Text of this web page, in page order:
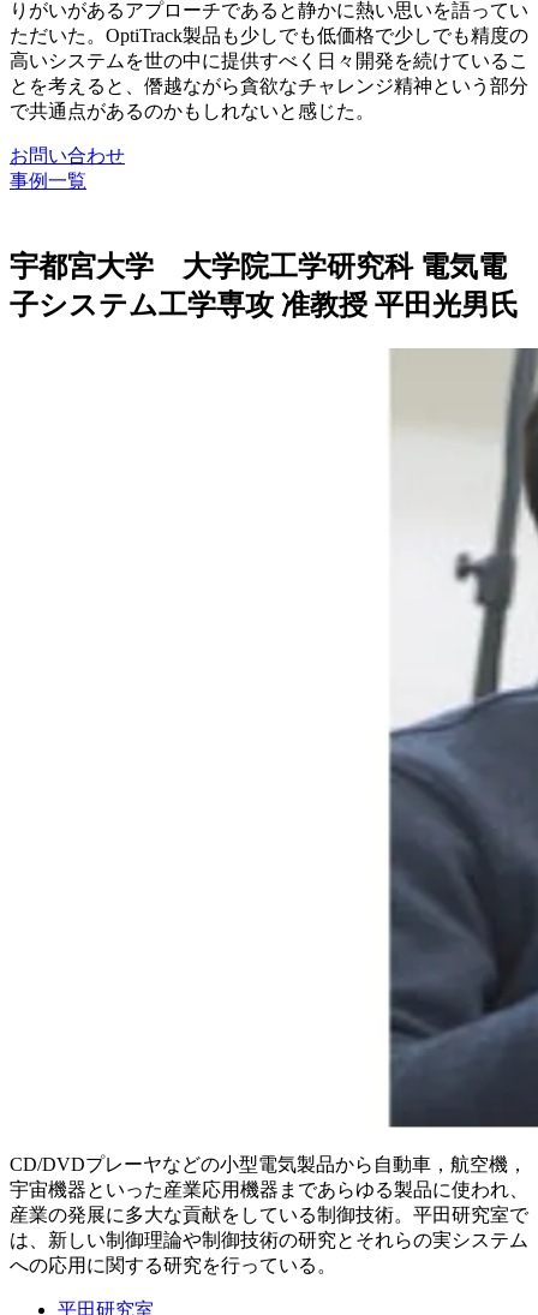
りがいがあるアプローチであると静かに熱い思いを語ってい
ただいた。OptiTrack製品も少しでも低価格で少しでも精度の
高いシステムを世の中に提供すべく日々開発を続けているこ
とを考えると、僭越ながら貪欲なチャレンジ精神という部分
で共通点があるのかもしれないと感じた。
お問い合わせ
事例一覧
宇都宮大学 大学院工学研究科 電気電
子システム工学専攻 准教授 平田光男氏
CD/DVDプレーヤなどの小型電気製品から自動車，航空機，
宇宙機器といった産業応用機器まであらゆる製品に使われ、
産業の発展に多大な貢献をしている制御技術。平田研究室で
は、新しい制御理論や制御技術の研究とそれらの実システム
への応用に関する研究を行っている。
平田研究室